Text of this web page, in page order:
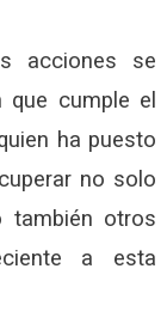
acciones se
cumple el
ha puesto
no solo
también otros
a esta